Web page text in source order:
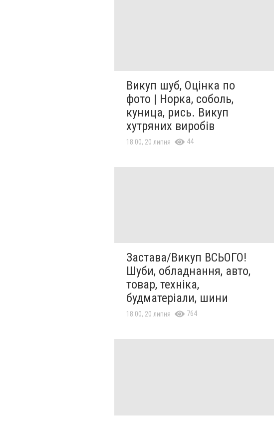
Викуп шуб, Оцінка по
фото | Норка, соболь,
куница, рись. Викуп
хутряних виробів
18:00, 20 липня 44
Застава/Викуп ВСЬОГО!
Шуби, обладнання, авто,
товар, техніка,
будматеріали, шини
18:00, 20 липня 764